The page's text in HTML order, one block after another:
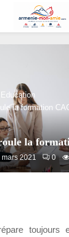
la formation
la
mars 2021 0
toujours